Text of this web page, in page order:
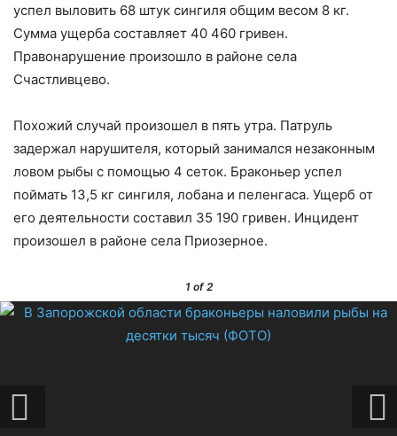
успел выловить 68 штук сингиля общим весом 8 кг.
Сумма ущерба составляет 40 460 гривен.
Правонарушение произошло в районе села
Счастливцево.
Похожий случай произошел в пять утра. Патруль
задержал нарушителя, который занимался незаконным
ловом рыбы с помощью 4 сеток. Браконьер успел
поймать 13,5 кг сингиля, лобана и пеленгаса. Ущерб от
его деятельности составил 35 190 гривен. Инцидент
произошел в районе села Приозерное.
1of 2